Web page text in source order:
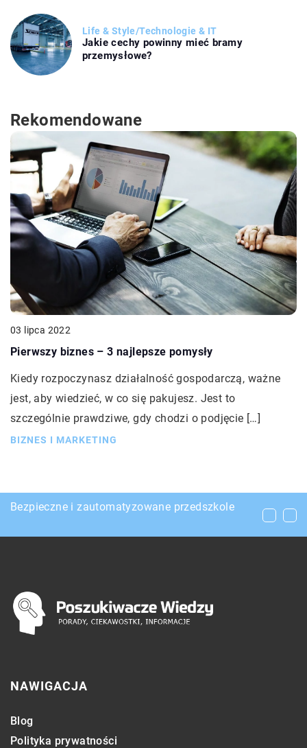
Life & Style/Technologie & IT
Jakie cechy powinny mieć bramy
przemysłowe?
Rekomendowane
03 lipca 2022
Pierwszy biznes – 3 najlepsze pomysły
Kiedy rozpoczynasz działalność gospodarczą, ważne
jest, aby wiedzieć, w co się pakujesz. Jest to
szczególnie prawdziwe, gdy chodzi o podjęcie […]
BIZNES I MARKETING
Jakie torebki pasują do jesiennych płaszczy?
Bezpieczne i zautomatyzowane przedszkole
Nowoczesny sposoby na marketing firmy –
NAWIGACJA
Blog
Polityka prywatności